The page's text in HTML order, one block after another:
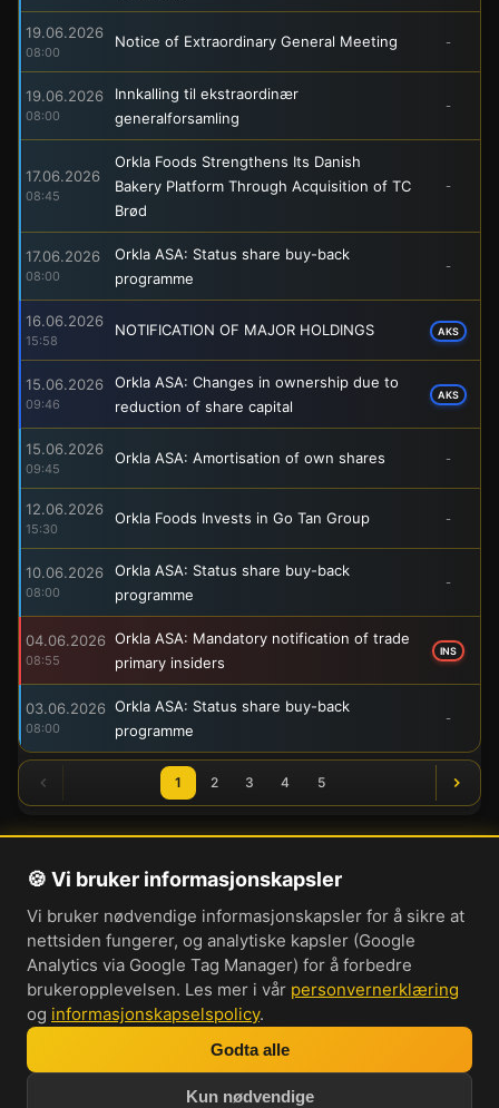
19.06.2026
08:00
Notice of Extraordinary General Meeting -
19.06.2026
08:00
Innkalling til ekstraordinær
generalforsamling
-
17.06.2026
08:45
Orkla Foods Strengthens Its Danish
Bakery Platform Through Acquisition of TC
Brød
-
17.06.2026
08:00
Orkla ASA: Status share buy-back
programme
-
16.06.2026
15:58
NOTIFICATION OF MAJOR HOLDINGS AKS
15.06.2026
09:46
Orkla ASA: Changes in ownership due to
reduction of share capital
AKS
15.06.2026
09:45
Orkla ASA: Amortisation of own shares -
12.06.2026
15:30
Orkla Foods Invests in Go Tan Group -
10.06.2026
08:00
Orkla ASA: Status share buy-back
programme
-
04.06.2026
08:55
Orkla ASA: Mandatory notification of trade
primary insiders
INS
03.06.2026
08:00
Orkla ASA: Status share buy-back
programme
-
1 2 3 4 5
Om oss
Personvernerklæring
Informasjonskapsler
Brukervilkår
Cookie-innstillinger
🍪 Vi bruker informasjonskapsler
Vi bruker nødvendige informasjonskapsler for å sikre at
nettsiden fungerer, og analytiske kapsler (Google
Analytics via Google Tag Manager) for å forbedre
brukeropplevelsen. Les mer i vår personvernerklæring
og informasjonskapselspolicy.
Godta alle
Kun nødvendige